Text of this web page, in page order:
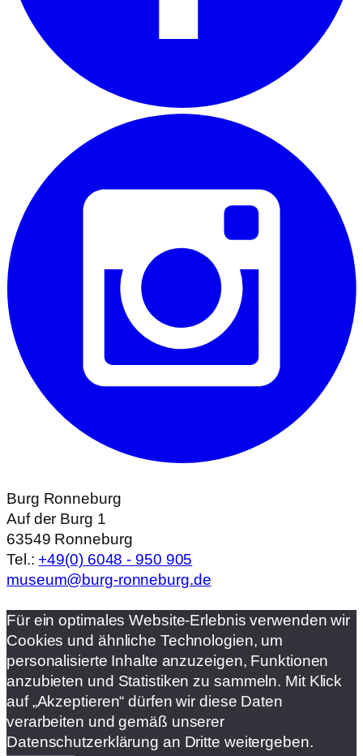
Burg Ronneburg
Auf der Burg 1
63549 Ronneburg
Tel.: +49(0) 6048 - 950 905
museum@burg-ronneburg.de
Für ein optimales Website-Erlebnis verwenden wir
Cookies und ähnliche Technologien, um
personalisierte Inhalte anzuzeigen, Funktionen
anzubieten und Statistiken zu sammeln. Mit Klick
auf „Akzeptieren“ dürfen wir diese Daten
verarbeiten und gemäß unserer
Datenschutzerklärung an Dritte weitergeben.